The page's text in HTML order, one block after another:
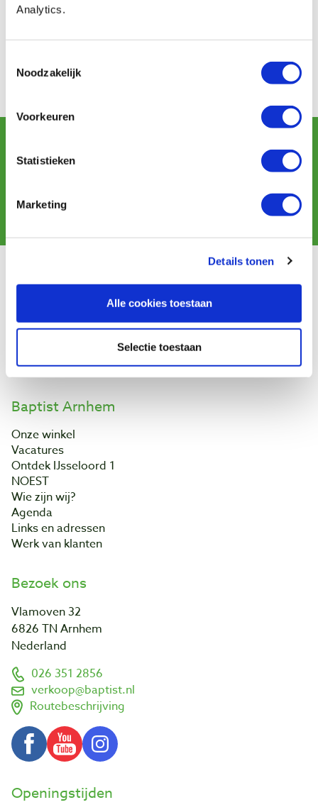
Analytics.
Noodzakelijk
Voorkeuren
Statistieken
Marketing
Details tonen
Alle cookies toestaan
Selectie toestaan
Baptist maakt gebruik van Trusted Shops als een
beoordelingen. Trusted Shops heeft maatregelen
genomen om ervoor te zorgen dat het om echte
beoordelingen gaat.
Bestellen & levering
Betaling
Retourneren
Contact
Baptist Arnhem
Onze winkel
Vacatures
Ontdek IJsseloord 1
NOEST
Wie zijn wij?
Agenda
Links en adressen
Werk van klanten
Bezoek ons
Vlamoven 32
6826 TN Arnhem
Nederland
026 351 2856
verkoop@baptist.nl
Routebeschrijving
Openingstijden